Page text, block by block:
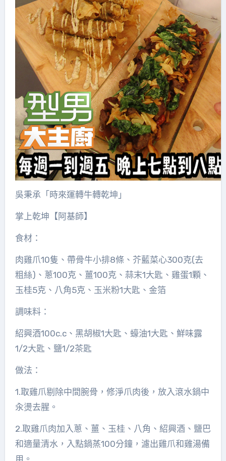
吳秉承「時來運轉牛轉乾坤」
掌上乾坤【阿基師】
食材：
肉雞爪10隻、帶骨牛小排8條、芥藍菜心300克(去
粗絲)、蔥100克、薑100克、蒜末1大匙、雞蛋1顆、
玉桂5克、八角5克、玉米粉1大匙、金箔
調味料：
紹興酒100c.c、黑胡椒1大匙、蠔油1大匙、鮮味露
1/2大匙、鹽1/2茶匙
做法：
1.取雞爪剔除中間腕骨，修淨爪肉後，放入滾水鍋中
汆燙去腥。
2.取雞爪肉加入蔥、薑、玉桂、八角、紹興酒、鹽巴
和適量清水，入點鍋蒸100分鐘，濾出雞爪和雞湯備
用。